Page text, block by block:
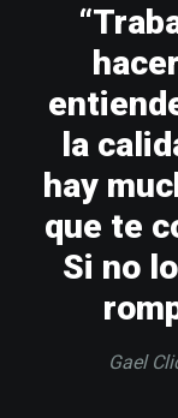
la
hay
que te
Si no
Gael